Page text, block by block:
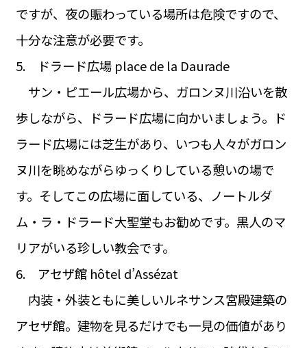
ですが、夜の賑わっている場所は危険ですので、
十分な注意が必要です。
5. ドラード広場 place de la Daurade
サン・ピエール広場から、ガロンヌ川沿いを散
歩しながら、ドラード広場に向かいましょう。ド
ラード広場には芝生があり、いつも人々がガロン
ヌ川を眺めながらゆっくりしている憩いの場で
す。そしてこの広場に面している、ノートルダ
ム・ラ・ドラード大聖堂もお勧めです。黒人のマ
リアがいる珍しい教会です。
6. アセザ館 hôtel d’Assézat
内装・外装ともに美しいルネサンス宮殿建築の
アセザ館。建物を見るだけでも一見の価値があり